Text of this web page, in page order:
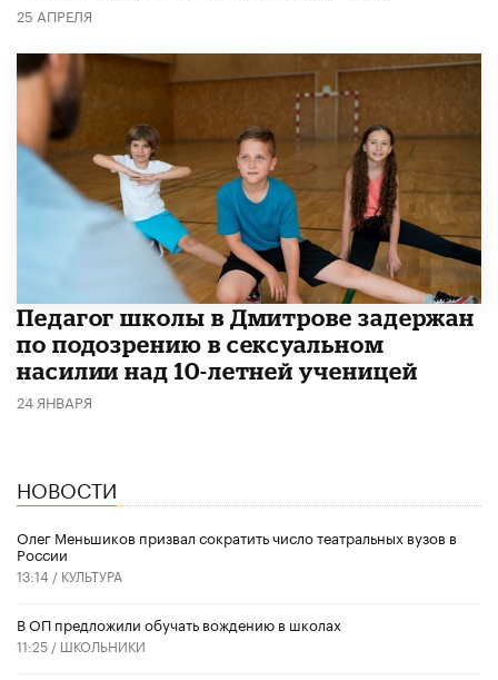
25 АПРЕЛЯ
Педагог школы в Дмитрове задержан
по подозрению в сексуальном
насилии над 10-летней ученицей
24 ЯНВАРЯ
НОВОСТИ
Олег Меньшиков призвал сократить число театральных вузов в
России
13:14 / КУЛЬТУРА
В ОП предложили обучать вождению в школах
11:25 / ШКОЛЬНИКИ